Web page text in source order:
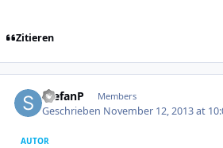
Zitieren
StefanP Members
Geschrieben November 12, 2013 at
AUTOR